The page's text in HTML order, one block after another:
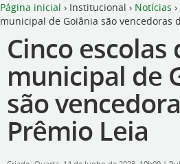
Página inicial › Institucional › Notícias ›
municipal de Goiânia são vencedoras
Cinco escolas
municipal de
são
Prêmio Leia